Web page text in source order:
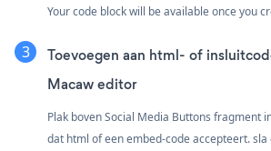
Your code block will be available once you
Toevoegen aan html- of
Macaw editor
Plak boven Social Media Buttons fragment
dat html of een embed-code accepteert. sla